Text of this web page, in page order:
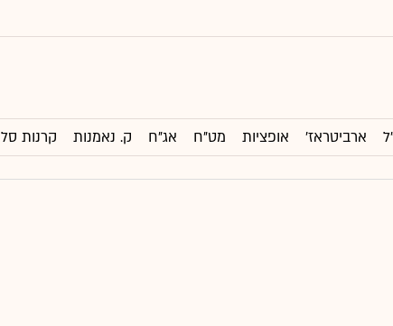
ארביטראז' אופציות מט"ח אג"ח ק. נאמנות קרנות סל